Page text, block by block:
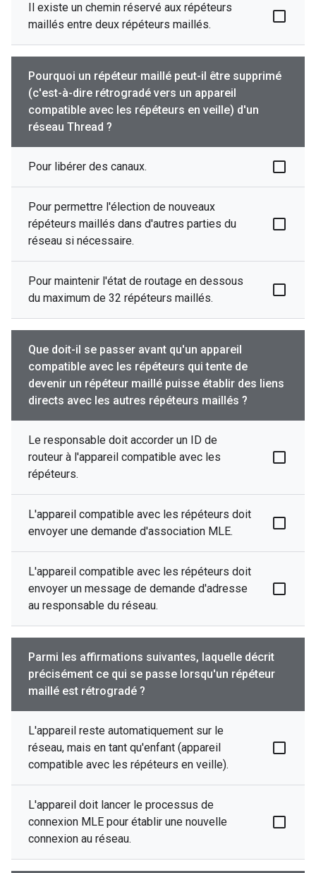
Il existe un chemin réservé aux répéteurs
maillés entre deux répéteurs maillés.
Pourquoi un répéteur maillé peut-il être supprimé
(c'est-à-dire rétrogradé vers un appareil
compatible avec les répéteurs en veille) d'un
réseau Thread ?
Pour libérer des canaux.
Pour permettre l'élection de nouveaux
répéteurs maillés dans d'autres parties du
réseau si nécessaire.
Pour maintenir l'état de routage en dessous
du maximum de 32 répéteurs maillés.
Que doit-il se passer avant qu'un appareil
compatible avec les répéteurs qui tente de
devenir un répéteur maillé puisse établir des liens
directs avec les autres répéteurs maillés ?
Le responsable doit accorder un ID de
routeur à l'appareil compatible avec les
répéteurs.
L'appareil compatible avec les répéteurs doit
envoyer une demande d'association MLE.
L'appareil compatible avec les répéteurs doit
envoyer un message de demande d'adresse
au responsable du réseau.
Parmi les affirmations suivantes, laquelle décrit
précisément ce qui se passe lorsqu'un répéteur
maillé est rétrogradé ?
L'appareil reste automatiquement sur le
réseau, mais en tant qu'enfant (appareil
compatible avec les répéteurs en veille).
L'appareil doit lancer le processus de
connexion MLE pour établir une nouvelle
connexion au réseau.